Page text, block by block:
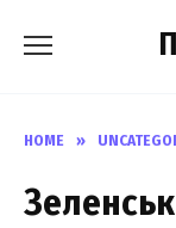
HOME »